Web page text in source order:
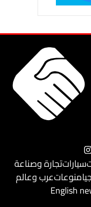
سياراتتجارة وصناعة
منوعاتعرب وعالم
English